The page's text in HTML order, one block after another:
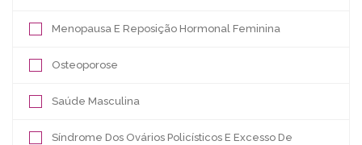
Menopausa E Reposição Hormonal Feminina
Osteoporose
Saúde Masculina
Síndrome Dos Ovários Policísticos E Excesso De